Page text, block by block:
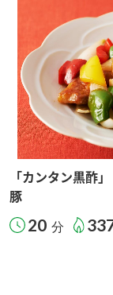
「カンタン黒酢
豚
20 分